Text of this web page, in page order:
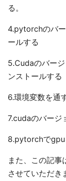
る。
4.pytorchのバ
ールする
5.Cudaのバー
ンストールする
6.環境変数を通
7.cudaのバージ
8.pytorchでgpu
また、この記
させていただき